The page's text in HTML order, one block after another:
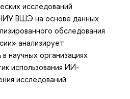
исследований
ВШЭ на основе данных
обследования
анализирует
научных организациях
использования ИИ-
исследований